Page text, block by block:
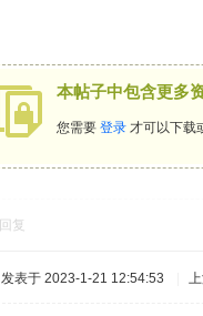
本帖子中包含更多
您需要 登录 才可以下载
回复
发表于 2023-1-21 12:54:53